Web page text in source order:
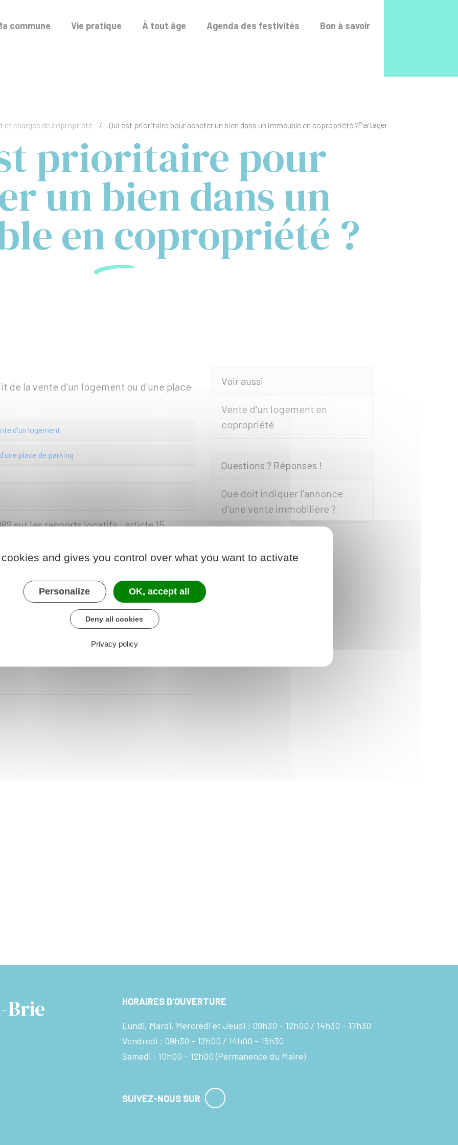
commune Vie pratique À tout âge Agenda des festivités Bon à savoir
et charges de copropriété / Qui est prioritaire pour acheter un bien dans un immeuble en copropriété ?Partager
prioritaire pour
un bien dans un
en copropriété ?
de la vente d'un logement ou d'une place
d'un logement
place de parking
sur les rapports locatifs : article 15
fixant le statut de la copropriété des
1975 relative à la protection des
: article 10-1
Voir aussi
Vente d'un logement en
copropriété
Questions ? Réponses !
Que doit indiquer l'annonce
d'une vente immobilière ?
Brie HORAIRES D'OUVERTURE
Lundi, Mardi, Mercredi et Jeudi : 09h30 - 12h00
14h30 - 17h30
Vendredi : 09h30 - 12h00
14h00 - 15h30
Samedi : 10h00 - 12h00 (Permanence du Maire)
SUIVEZ-NOUS SUR
and gives you control over what you want to activate
Personalize OK, accept all
Deny all cookies
Privacy policy